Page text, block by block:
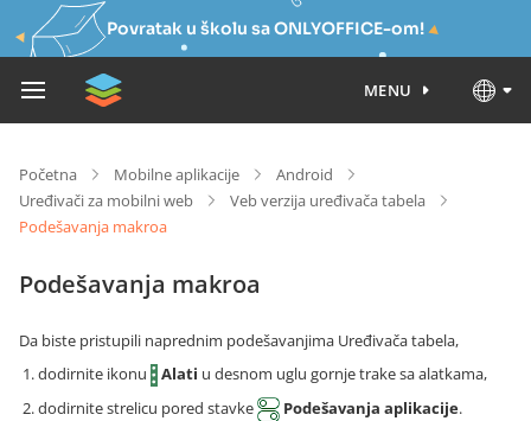
Povratak u školu sa ONLYOFFICE-om!
MENU
Početna Mobilne aplikacije
Android
Uređivači za mobilni web
Veb verzija uređivača tabela
Podešavanja makroa
Podešavanja makroa
Da biste pristupili naprednim podešavanjima Uređivača tabela,
dodirnite ikonu
Alati u desnom uglu gornje trake sa alatkama,
dodirnite strelicu pored stavke
Podešavanja aplikacije.